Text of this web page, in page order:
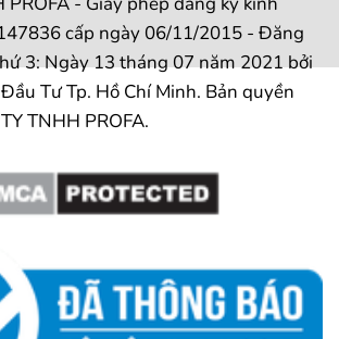
cấp ngày 06/11/2015 - Đăng
3: Ngày 13 tháng 07 năm 2021 bởi
Tư Tp. Hồ Chí Minh. Bản quyền
TNHH PROFA.